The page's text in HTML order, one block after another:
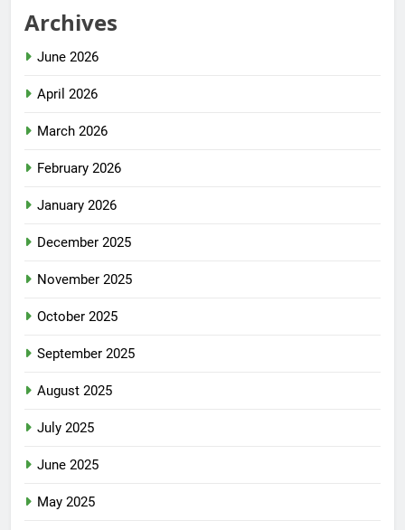
Archives
June 2026
April 2026
March 2026
February 2026
January 2026
December 2025
November 2025
October 2025
September 2025
August 2025
July 2025
June 2025
May 2025